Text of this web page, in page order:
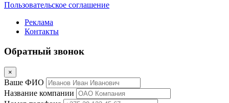
Пользовательское соглашение
Реклама
Контакты
Обратный звонок
×
Ваше ФИО
Название компании